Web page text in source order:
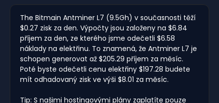
The Bitmain Antminer L7 (9.5Gh) v současnosti těží
$0.27 zisk za den. Výpočty jsou založeny na $6.84
příjem za den, ze kterého jsme odečetli $6.58
náklady na elektřinu. To znamená, že Antminer L7 je
schopen generovat až $205.29 příjem za měsíc.
Poté byste odečetli cenu elektřiny $197.28 budete
mít odhadovaný zisk ve výši $8.01 za měsíc.
Tip: S našimi hostingovými plány zaplatíte pouze